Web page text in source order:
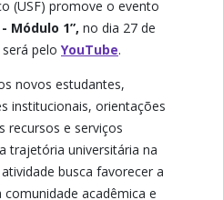
Módulo 1”, no dia 27 de
pelo YouTube.
novos estudantes,
institucionais, orientações
recursos e serviços
trajetória universitária na
busca favorecer a
acadêmica e